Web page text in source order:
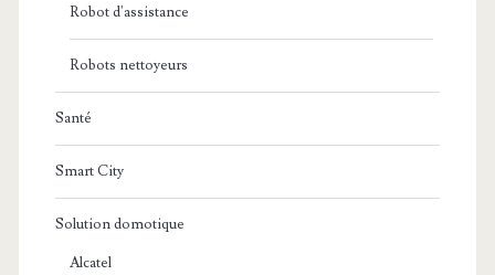
Robot d'assistance
Robots nettoyeurs
Santé
Smart City
Solution domotique
Alcatel